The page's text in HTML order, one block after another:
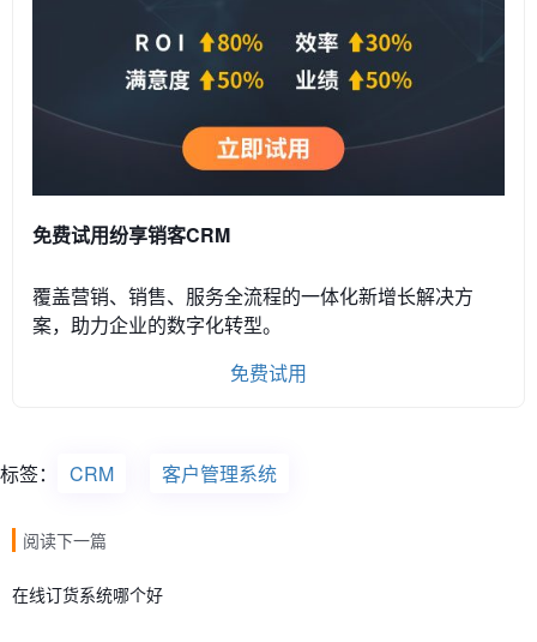
免费试用纷享销客CRM
覆盖营销、销售、服务全流程的一体化新增长解决方
案，助力企业的数字化转型。
免费试用
标签： CRM 客户管理系统
阅读下一篇
在线订货系统哪个好